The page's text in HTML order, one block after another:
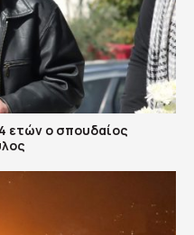
ετών ο σπουδαίος